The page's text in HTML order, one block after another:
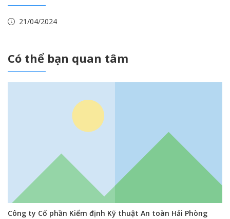
21/04/2024
Có thể bạn quan tâm
Công ty Cố phần Kiểm định Kỹ thuật An toàn Hải Phòng